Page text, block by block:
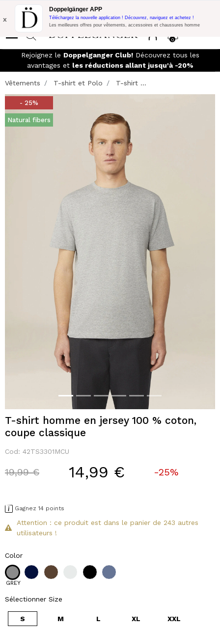
Promo Flash: 10% de réduction supplémentaire sur 300€ d'achat
avec le code:
0
x
Doppelgänger APP
Téléchargez la nouvelle application ! Découvrez, naviguez et achetez !
Les meilleures offres pour vêtements, accessoires et chaussures homme
Rejoignez le Doppelganger Club!Découvrez tous les
avantages et les réductions allant jusqu'à -20%
Vêtements T-shirt et Polo T-shirt ...
- 25%
Natural fibers
T-shirt homme en jersey 100 % coton,
coupe classique
Cod: 42TS3301MCU
Price reduced from
19,99 €to 14,99 € -25%
Gagnez 14 points
Attention : ce produit est dans le panier de 243 autres
utilisateurs !
Color
GREY
Sélectionner Size
S M L XL XXL